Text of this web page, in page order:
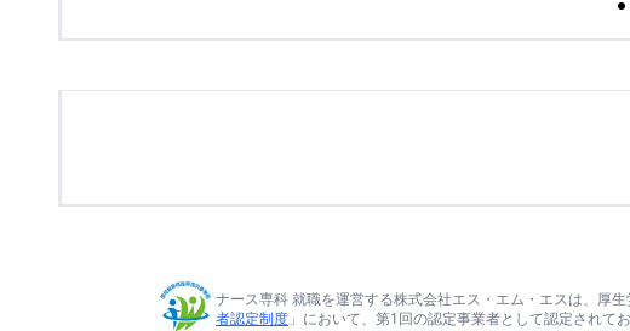
ナース専科 就職を運営する株式会社エス・エム・エスは、厚
者認定制度 」において、第1回の認定事業者として認定されてお